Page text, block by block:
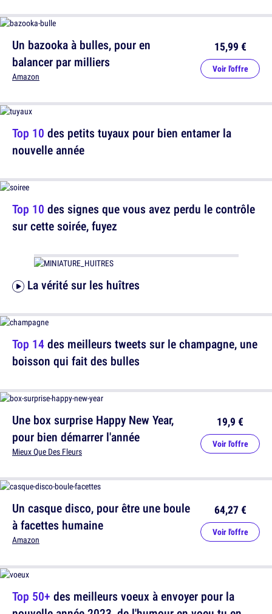
Un bazooka à bulles, pour en
balancer par milliers
Amazon
15,99 €
Voir l'offre
Top 10 des signes que vous avez perdu le contrôle
sur cette soirée, fuyez
Top 14des meilleurs tweets sur le champagne, une
boisson qui fait des bulles
Une box surprise Happy New Year,
pour bien démarrer l'année
Mieux Que Des Fleurs
19,9 €
Voir l'offre
Top 50+ des meilleurs voeux à envoyer pour la
Top 10 des petits tuyaux pour bien entamer la
nouvelle année
La vérité sur les huîtres
Un casque disco, pour être une boule
à facettes humaine
Amazon
64,27 €
Voir l'offre